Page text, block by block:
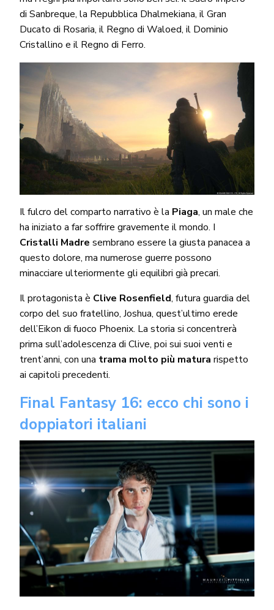
di Sanbreque, la Repubblica Dhalmekiana, il Gran
Ducato di Rosaria, il Regno di Waloed, il Dominio
Cristallino e il Regno di Ferro.
Il fulcro del comparto narrativo è la Piaga, un male che
ha iniziato a far soffrire gravemente il mondo. I
Cristalli Madre sembrano essere la giusta panacea a
questo dolore, ma numerose guerre possono
minacciare ulteriormente gli equilibri già precari.
Il protagonista è Clive Rosenfield, futura guardia del
corpo del suo fratellino, Joshua, quest’ultimo erede
dell’Eikon di fuoco Phoenix. La storia si concentrerà
prima sull’adolescenza di Clive, poi sui suoi venti e
trent’anni, con una trama molto più matura rispetto
ai capitoli precedenti.
Final Fantasy 16: ecco chi sono i
doppiatori italiani